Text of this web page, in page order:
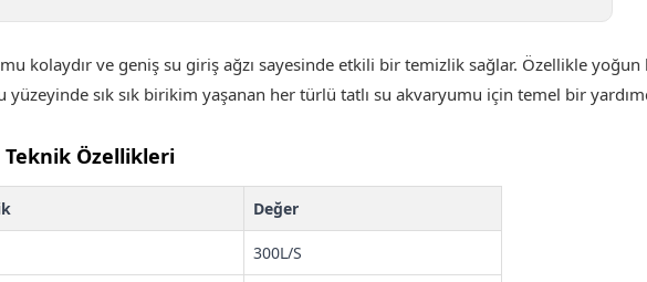
kolaydır ve geniş su giriş ağzı sayesinde etkili bir temizlik sağlar. Özellikle
yüzeyinde sık sık birikim yaşanan her türlü tatlı su akvaryumu için temel bir
Özellikleri
Değer
300L/S